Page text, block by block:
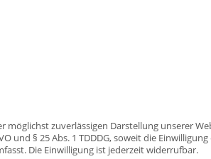
möglichst zuverlässigen Darstellung unserer
und § 25 Abs. 1 TDDDG, soweit die
Die Einwilligung ist jederzeit widerrufbar.